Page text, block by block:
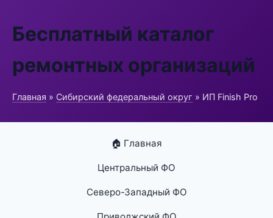
Бесплатный каталог
ремонтных организаций
Главная » Сибирский федеральный округ » ИП Finish Pro
🏠 Главная
Центральный ФО
Северо-Западный ФО